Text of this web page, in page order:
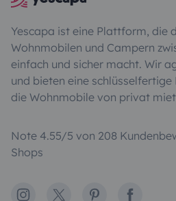
Yescapa ist eine Plattform, die
Wohnmobilen und Campern
einfach und sicher macht. Wir
und bieten eine schlüsselfertige
die Wohnmobile von privat
Note 4.55/5 von 208
Shops
Instagram
X PinterestFacebook